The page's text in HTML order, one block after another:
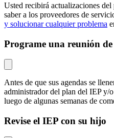
Usted recibirá actualizaciones
saber a los proveedores de
y solucionar cualquier problema
Programe una reunión
Antes de que sus agendas se
administrador del plan del IEP y/
luego de algunas semanas de
Revise el IEP con su hijo